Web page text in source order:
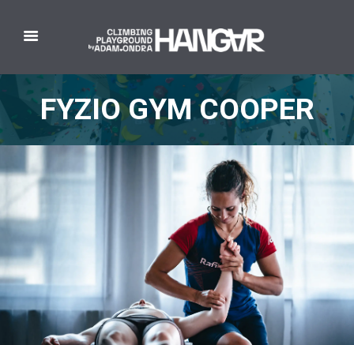
FYZIO GYM COOPER